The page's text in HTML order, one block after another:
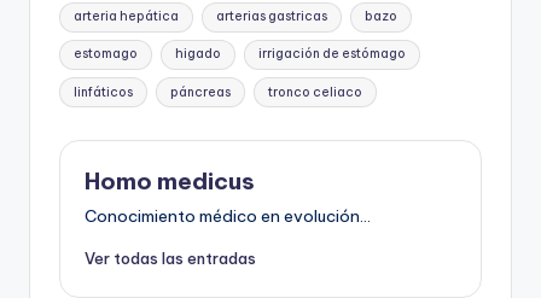
arteria hepática arterias gastricas bazo
estomago higado irrigación de estómago
linfáticos páncreas tronco celiaco
Homo medicus
Conocimiento médico en evolución...
Ver todas las entradas